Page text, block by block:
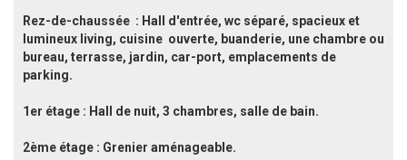
Rez-de-chaussée : Hall d'entrée, wc séparé, spacieux et
lumineux living, cuisine ouverte, buanderie, une chambre ou
bureau, terrasse, jardin, car-port, emplacements de
parking.
1er étage : Hall de nuit, 3 chambres, salle de bain.
2ème étage : Grenier aménageable.